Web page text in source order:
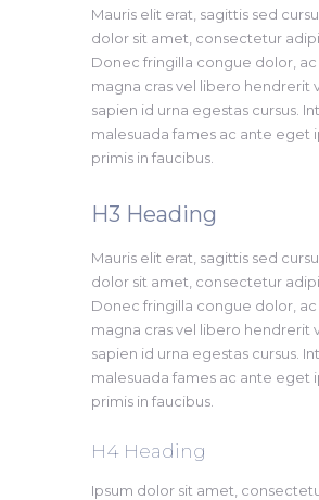
Mauris elit erat, sagittis sed
dolor sit amet, consectetur
Donec fringilla congue dolor,
magna cras vel libero hendrerit
sapien id urna egestas cursus.
malesuada fames ac ante eget
primis in faucibus.
H3 Heading​
Mauris elit erat, sagittis sed
dolor sit amet, consectetur
Donec fringilla congue dolor,
magna cras vel libero hendrerit
sapien id urna egestas cursus.
malesuada fames ac ante eget
primis in faucibus.
H4 Heading ​
Ipsum dolor sit amet,